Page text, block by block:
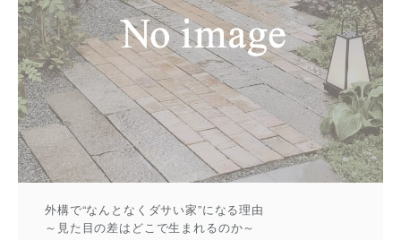
外構で“なんとなくダサい家”になる理由
～見た目の差はどこで生まれるのか～